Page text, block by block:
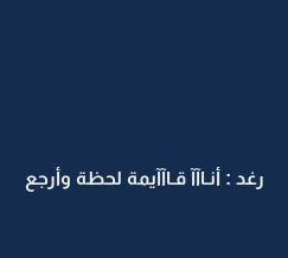
رغد : أنـاآآ قـاآآيمة لحظة وأرجع